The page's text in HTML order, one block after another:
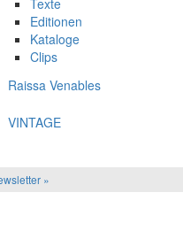
Texte
Editionen
Kataloge
Clips
Raissa Venables
VINTAGE
»